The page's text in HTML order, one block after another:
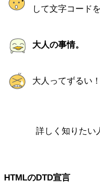
して文字コード
大人の事情。
大人ってずるい！
詳しく知りたい
HTMLのDTD宣言